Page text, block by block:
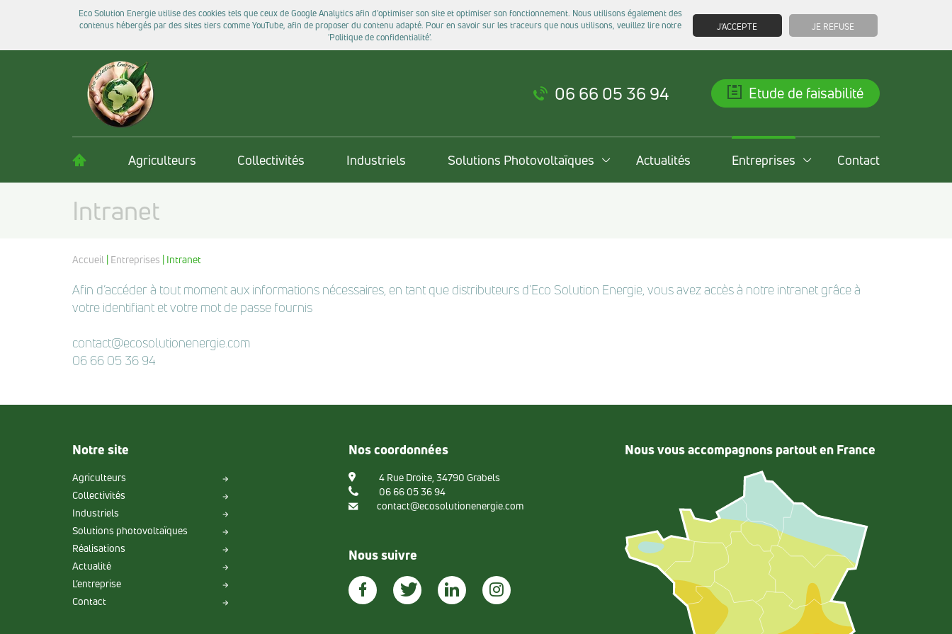
Eco Solution Energie utilise des cookies tels que ceux de Google Analytics afin d'optimiser son site et optimiser son fonctionnement. Nous utilisons également des
contenus hébergés par des sites tiers comme YouTube, afin de proposer du contenu adapté. Pour en savoir sur les traceurs que nous utilisons, veuillez lire notre
'Politique de confidentialité'.
J'ACCEPTE JE REFUSE
06 66 05 36 94 Etude de faisabilité
Agriculteurs Collectivités Industriels Solutions Photovoltaïques Actualités Entreprises Contact
Intranet
Accueil | Entreprises | Intranet
Afin d’accéder à tout moment aux informations nécessaires, en tant que distributeurs d'Eco Solution Energie, vous avez accès à notre intranet grâce à
votre identifiant et votre mot de passe fournis
contact@ecosolutionenergie.com
06 66 05 36 94
Notre site
Agriculteurs
Collectivités
Industriels
Solutions photovoltaïques
Réalisations
Actualité
L’entreprise
Contact
Nos coordonnées
4 Rue Droite, 34790 Grabels
06 66 05 36 94
contact@ecosolutionenergie.com
Nous suivre
Nous vous accompagnons partout en France